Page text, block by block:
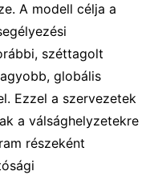
A modell célja a
széttagolt
globális
Ezzel a szervezetek
a válsághelyzetekre
részeként